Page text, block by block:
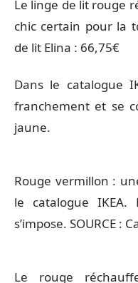
Le linge de lit rouge
chic certain pour la
de lit Elina : 66,75€
Dans le catalogue
franchement et se
jaune.
Rouge vermillon :
le catalogue
s’impose. SOURCE :
Le rouge